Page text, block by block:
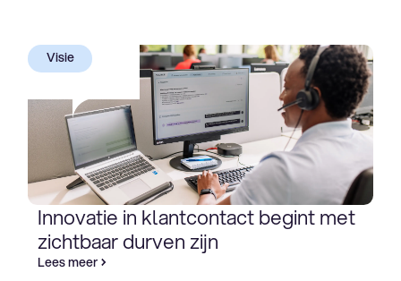
Visie
Innovatie in klantcontact begint met
zichtbaar durven zijn
Lees meer